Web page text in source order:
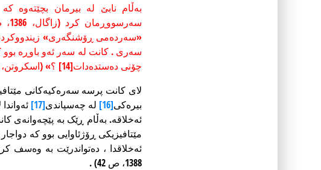
بەڵام نابێ لە بیرمان بچێتەوە
«سەردەمی ڕۆشنگەری»
سەری . کانت لە سەر ئەو باوڕە
چۆنی دەستدەدات[14]
؟» (اسکروتن، 1382، ص 242) .
لای کانت پرسە سەرەکیەکانی
بیرەکی[16] لە چەسپاندی[17]
ئەخلاقە. بەڵام ڕێک بە پێچەوانەی
مێتافیزیکی ڕۆژئاوایی بوو کە
ئەخلاقدا ، دەتواندرێت بە وەسف
1388، ص 42) .